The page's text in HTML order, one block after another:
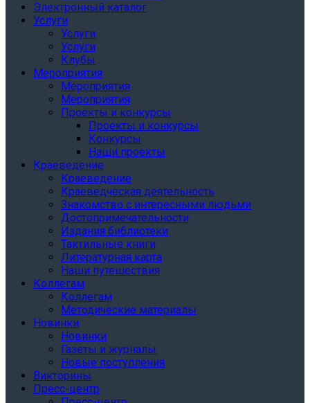
Электронный каталог
Услуги
Услуги
Услуги
Клубы
Мероприятия
Мероприятия
Мероприятия
Проекты и конкурсы
Проекты и конкурсы
Конкурсы
Наши проекты
Краеведение
Краеведение
Краеведческая деятельность
Знакомство с интересными людьми
Достопримечательности
Издания библиотеки
Тактильные книги
Литературная карта
Наши путешествия
Коллегам
Коллегам
Методические материалы
Новинки
Новинки
Газеты и журналы
Новые поступления
Викторины
Пресс-центр